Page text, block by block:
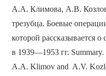
А.А. Климова, А.В.
трезубца. Боевые
которой рассказывается
в 1939—1953 гг.
A.A. Klimov and A.V.